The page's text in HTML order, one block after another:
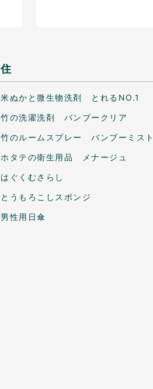
住
米ぬかと微生物洗剤 とれるNO.1
竹の洗濯洗剤 バンブークリア
竹のルームスプレー バンブーミスト
ホタテの衛生用品 メナージュ
はぐくむさらし
とうもろこしスポンジ
男性用日傘